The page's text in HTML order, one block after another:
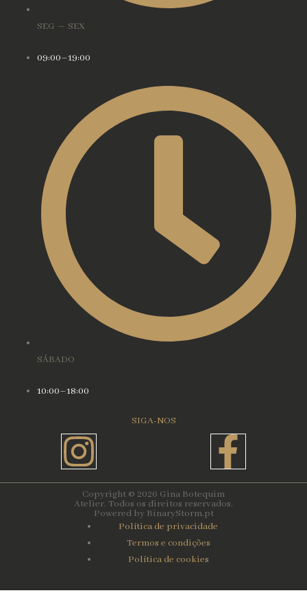
SEG — SEX
09:00–19:00
SÁBADO
10:00–18:00
SIGA-NOS
Instagram
f
Copyright © 2026 Gina Botequim
Atelier. Todos os direitos reservados.
Powered by BinaryStorm.pt
Política de privacidade
Termos e condições
Política de cookies